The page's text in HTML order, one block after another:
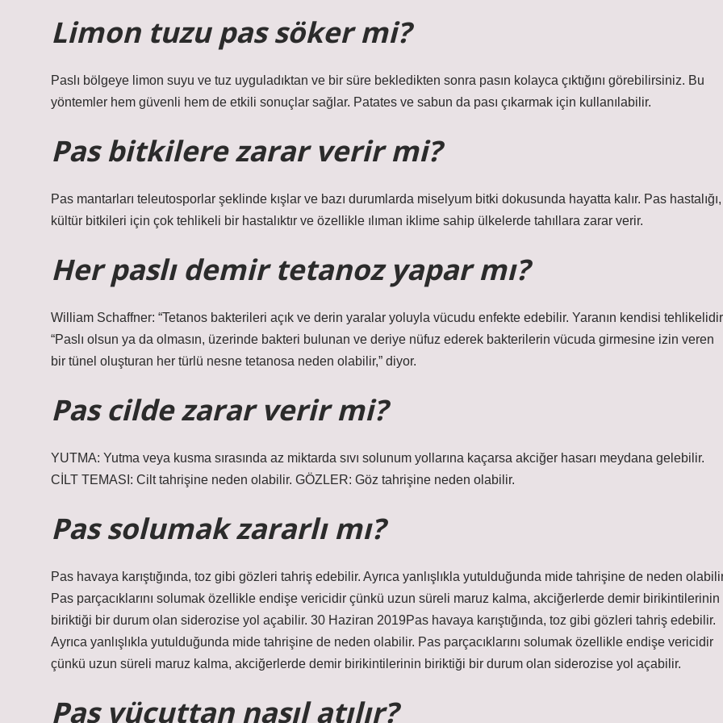
Limon tuzu pas söker mi?
Paslı bölgeye limon suyu ve tuz uyguladıktan ve bir süre bekledikten sonra pasın kolayca çıktığını görebilirsiniz. Bu
yöntemler hem güvenli hem de etkili sonuçlar sağlar. Patates ve sabun da pası çıkarmak için kullanılabilir.
Pas bitkilere zarar verir mi?
Pas mantarları teleutosporlar şeklinde kışlar ve bazı durumlarda miselyum bitki dokusunda hayatta kalır. Pas hastalığı,
kültür bitkileri için çok tehlikeli bir hastalıktır ve özellikle ılıman iklime sahip ülkelerde tahıllara zarar verir.
Her paslı demir tetanoz yapar mı?
William Schaffner: “Tetanos bakterileri açık ve derin yaralar yoluyla vücudu enfekte edebilir. Yaranın kendisi
“Paslı olsun ya da olmasın, üzerinde bakteri bulunan ve deriye nüfuz ederek bakterilerin vücuda girmesine izin veren
bir tünel oluşturan her türlü nesne tetanosa neden olabilir,” diyor.
Pas cilde zarar verir mi?
YUTMA: Yutma veya kusma sırasında az miktarda sıvı solunum yollarına kaçarsa akciğer hasarı meydana gelebilir.
CİLT TEMASI: Cilt tahrişine neden olabilir. GÖZLER: Göz tahrişine neden olabilir.
Pas solumak zararlı mı?
Pas havaya karıştığında, toz gibi gözleri tahriş edebilir. Ayrıca yanlışlıkla yutulduğunda mide tahrişine de neden
Pas parçacıklarını solumak özellikle endişe vericidir çünkü uzun süreli maruz kalma, akciğerlerde demir birikintilerinin
biriktiği bir durum olan siderozise yol açabilir. 30 Haziran 2019Pas havaya karıştığında, toz gibi gözleri tahriş edebilir.
Ayrıca yanlışlıkla yutulduğunda mide tahrişine de neden olabilir. Pas parçacıklarını solumak özellikle endişe vericidir
çünkü uzun süreli maruz kalma, akciğerlerde demir birikintilerinin biriktiği bir durum olan siderozise yol açabilir.
Pas vücuttan nasıl atılır?